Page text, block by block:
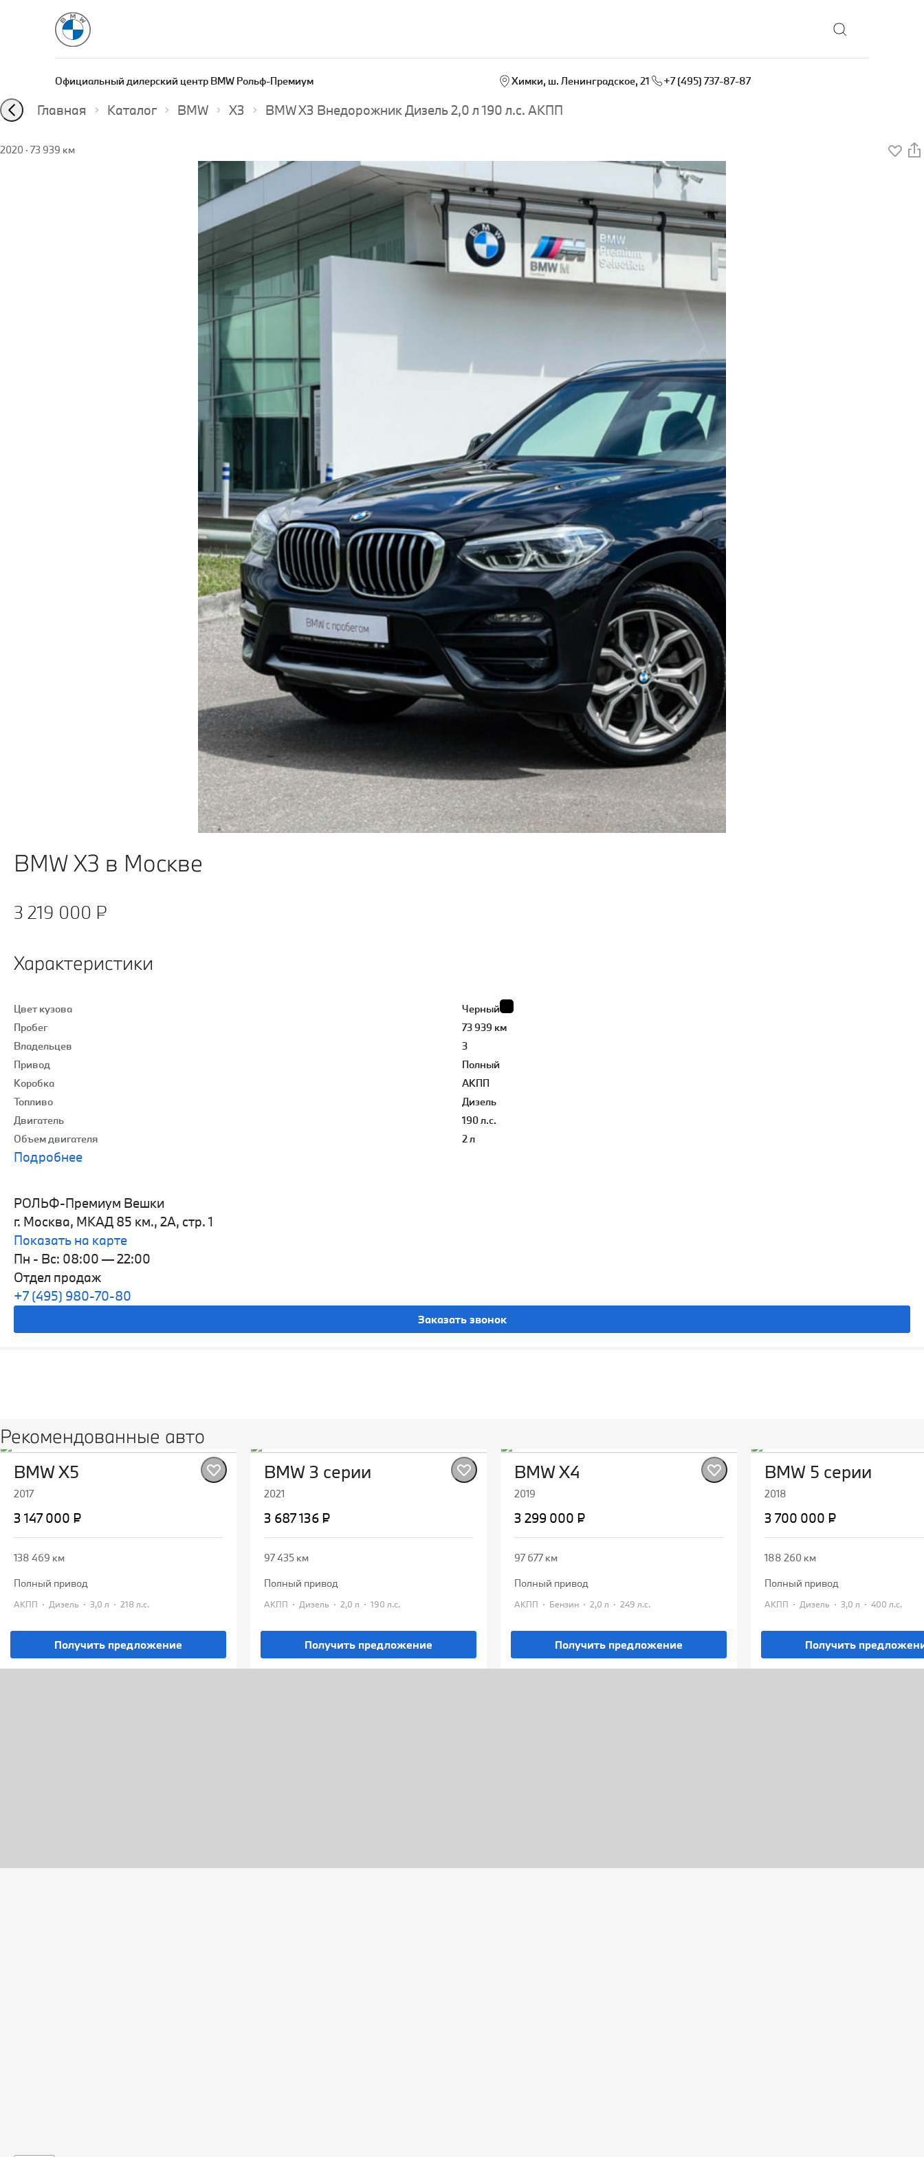
Официальный дилерский центр BMW Рольф-Премиум +7 (495) 737-87-87
Химки, ш. Ленинградское, 21
Главная Каталог BMW X3 BMW X3 Внедорожник Дизель 2,0 л 190 л.с. АКПП
2020 · 73 939 км
BMW X3 в Москве
3 219 000 ₽
Характеристики
Цвет кузова
Черный
Пробег
73 939 км
Владельцев
3
Привод
Полный
Коробка
АКПП
Топливо
Дизель
Двигатель
190 л.с.
Объем двигателя
2 л
Подробнее
РОЛЬФ-Премиум Вешки
г. Москва, МКАД 85 км., 2А, стр. 1
Показать на карте
Пн - Вс: 08:00 — 22:00
Отдел продаж
+7 (495) 980-70-80
Заказать звонок
Рекомендованные авто
BMW X5
2017
3 147 000 ₽
138 469 км
полный привод
АКПП · Дизель · 3,0 л · 218 л.с.
Получить предложение
BMW 3 серии
2021
3 687 136 ₽
97 435 км
полный привод
АКПП · Дизель · 2,0 л · 190 л.с.
Получить предложение
BMW X4
2019
3 299 000 ₽
97 677 км
полный привод
АКПП · Бензин · 2,0 л · 249 л.с.
Получить предложение
BMW 5 серии
2018
3 700 000 ₽
188 260 км
полный привод
АКПП · Дизель · 3,0 л · 400 л.с.
Получить